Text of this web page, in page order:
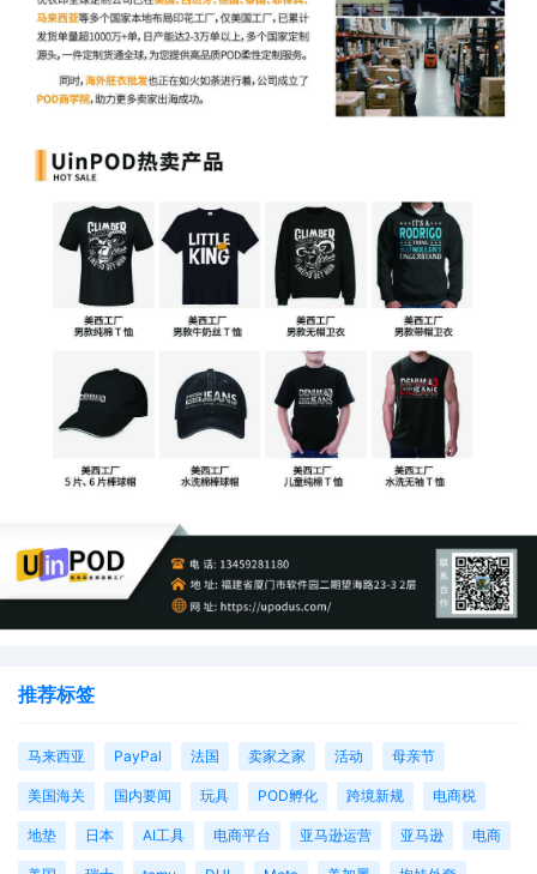
推荐标签
马来西亚 PayPal 法国 卖家之家 活动 母亲节
美国海关 国内要闻 玩具 POD孵化 跨境新规 电商税
地垫 日本 AI工具 电商平台 亚马逊运营 亚马逊 电商